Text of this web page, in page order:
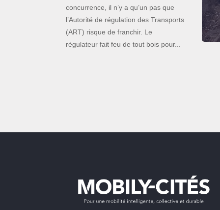
concurrence, il n’y a qu’un pas que
l’Autorité de régulation des Transports
(ART) risque de franchir. Le
régulateur fait feu de tout bois pour...